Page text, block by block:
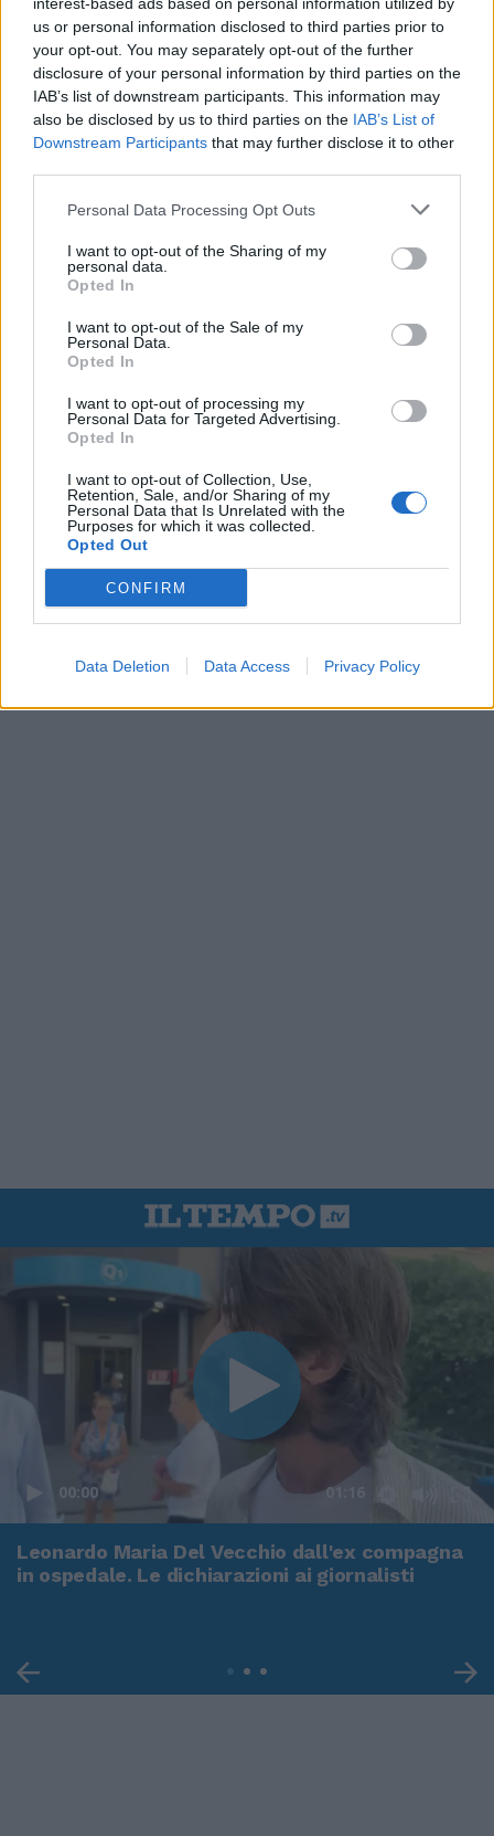
us or personal information disclosed to third parties prior to
your opt-out. You may separately opt-out of the further
disclosure of your personal information by third parties on the
IAB’s list of downstream participants. This information may
also be disclosed by us to third parties on the IAB’s List of
Downstream Participants that may further disclose it to other
Personal Data Processing Opt Outs
I want to opt-out of the Sharing of my
personal data.
Opted In
I want to opt-out of the Sale of my
Personal Data.
Opted In
I want to opt-out of processing my
Personal Data for Targeted Advertising.
Opted In
I want to opt-out of Collection, Use,
Retention, Sale, and/or Sharing of my
Personal Data that Is Unrelated with the
Purposes for which it was collected.
Opted Out
CONFIRM
Data Deletion Data Access Privacy Policy
In evidenza
00:00 01:16
Leonardo Maria Del Vecchio dall'ex compagna
in ospedale. Le dichiarazioni ai giornalisti